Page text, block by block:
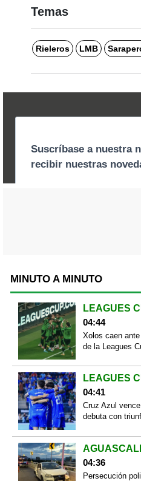
Temas
Rieleros LMB
MINUTO A MINUTO
LEAGUES
04:44
Xolos caen
de la Leagues
LEAGUES
04:41
Cruz Azul
debuta con
04:36
Persecución